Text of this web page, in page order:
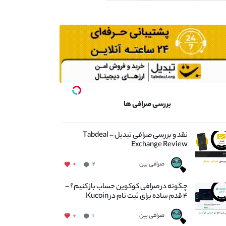
بررسی صرافی ها
نقد و بررسی صرافی تبدیل – Tabdeal
Exchange Review
صرافی بین ۲ ۰
چگونه در صرافی کوکوین حساب باز کنیم؟ -
۴ قدم ساده برای ثبت نام در Kucoin
صرافی بین ۱ ۰